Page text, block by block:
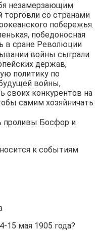
незамерзающим
торговли со странами
побережья.
победоносная
в сране Революции
войны сыграли
держав,
политику по
войны,
своих конкурентов на
самим хозяйничать
проливы Босфор и
к событиям
15 мая 1905 года?